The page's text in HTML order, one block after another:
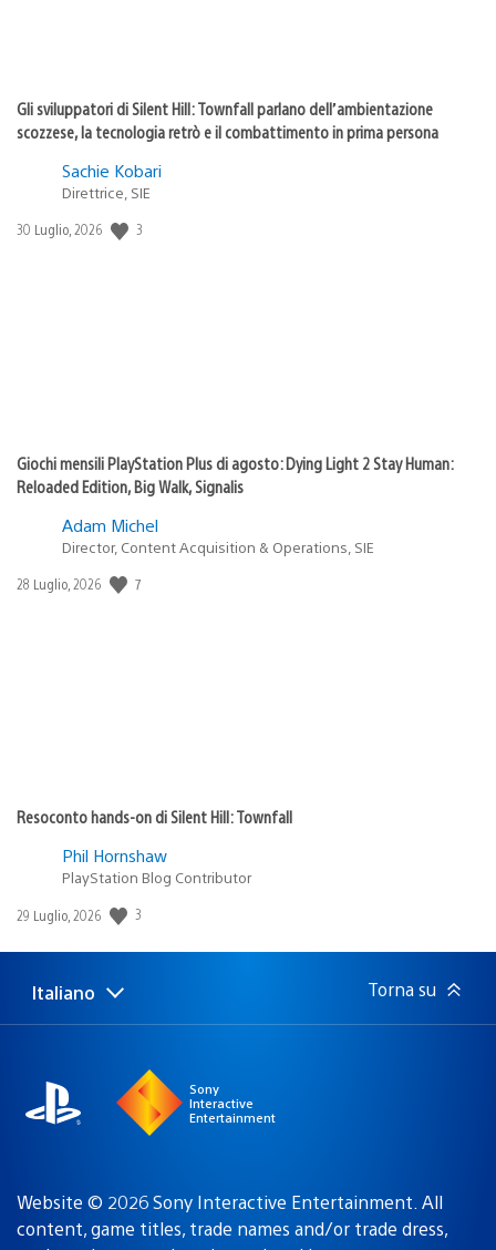
Gli sviluppatori di Silent Hill: Townfall parlano dell’ambientazione
scozzese, la tecnologia retrò e il combattimento in prima persona
Sachie Kobari
Direttrice, SIE
Data
30 Luglio, 2026 3
Giochi mensili PlayStation Plus di agosto: Dying Light 2 Stay Human:
Reloaded Edition, Big Walk, Signalis
Adam Michel
Director, Content Acquisition & Operations, SIE
Data
28 Luglio, 2026 7
Resoconto hands-on di Silent Hill: Townfall
Phil Hornshaw
PlayStation Blog Contributor
Data
pubblicazione:
29 Luglio, 2026 3
Seleziona
Regione
Italiano Torna su
Sony
Interactive
Entertainment
Website © 2026 Sony Interactive Entertainment. All
content, game titles, trade names and/or trade dress,